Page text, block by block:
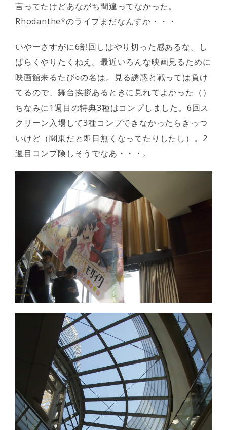
言ってたけどあながち間違ってなかった。
Rhodanthe*のライブまだなんすか・・・
いやーさすがに6部回しはやり切った感あるな。し
ばらくやりたくねえ。最近いろんな映画見るために
映画館来るたび○の名は。見る誘惑と戦っては負け
てるので、舞台挨拶あるときに見れてよかった（）
ちなみに1週目の特典3種はコンプしました。6回ス
クリーン入場して3種コンプできなかったらきっつ
いけど（関東だと即日無くなってたりしたし）。2
週目コンプ険しそうでなあ・・・。